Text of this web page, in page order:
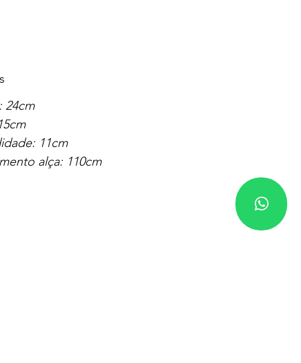
24cm
11cm
alça: 110cm